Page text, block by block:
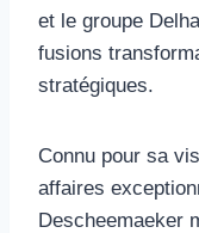
et le groupe
fusions
stratégiques.
Connu pour sa
affaires
Descheemaeker